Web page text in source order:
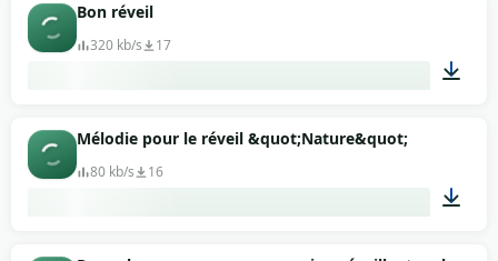
Bon réveil
320 kb/s 17
Mélodie pour le réveil &quot;Nature&quot;
80 kb/s 16